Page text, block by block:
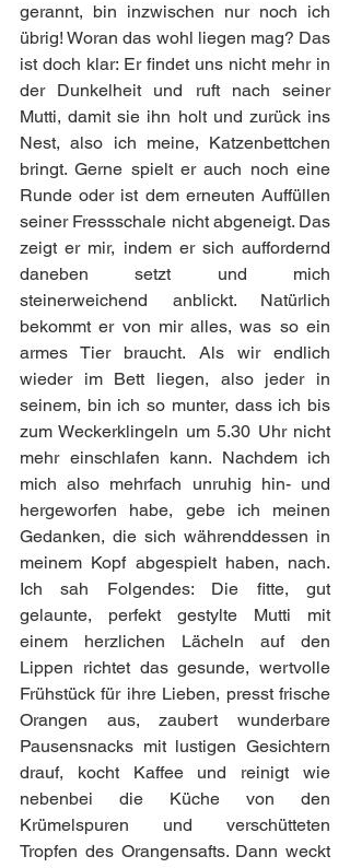
gerannt, bin inzwischen nur noch ich
übrig! Woran das wohl liegen mag? Das
ist doch klar: Er findet uns nicht mehr in
der Dunkelheit und ruft nach seiner
Mutti, damit sie ihn holt und zurück ins
Nest, also ich meine, Katzenbettchen
bringt. Gerne spielt er auch noch eine
Runde oder ist dem erneuten Auffüllen
seiner Fressschale nicht abgeneigt. Das
zeigt er mir, indem er sich auffordernd
daneben setzt und mich
steinerweichend anblickt. Natürlich
bekommt er von mir alles, was so ein
armes Tier braucht. Als wir endlich
wieder im Bett liegen, also jeder in
seinem, bin ich so munter, dass ich bis
zum Weckerklingeln um 5.30 Uhr nicht
mehr einschlafen kann. Nachdem ich
mich also mehrfach unruhig hin- und
hergeworfen habe, gebe ich meinen
Gedanken, die sich währenddessen in
meinem Kopf abgespielt haben, nach.
Ich sah Folgendes: Die fitte, gut
gelaunte, perfekt gestylte Mutti mit
einem herzlichen Lächeln auf den
Lippen richtet das gesunde, wertvolle
Frühstück für ihre Lieben, presst frische
Orangen aus, zaubert wunderbare
Pausensnacks mit lustigen Gesichtern
drauf, kocht Kaffee und reinigt wie
nebenbei die Küche von den
Krümelspuren und verschütteten
Tropfen des Orangensafts. Dann weckt